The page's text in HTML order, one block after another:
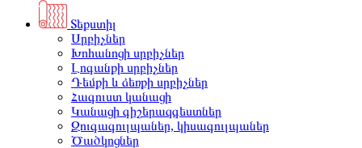
Տեքստիլ
Սրբիչներ
Խոհանոցի սրբիչներ
Լոգանքի սրբիչներ
Դեմքի և ձեռքի սրբիչներ
Հագուստ կանացի
Կանացի գիշերազգեստներ
Զուգագուլպաներ, կիսագուլպաներ
Ծածկոցներ